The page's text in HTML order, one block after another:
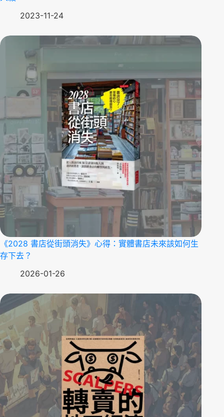
2023-11-24
《2028 書店從街頭消失》心得：實體書店未來該如何生
存下去？
2026-01-26